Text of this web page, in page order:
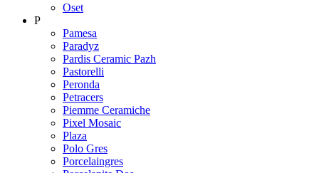
Oset
P
Pamesa
Paradyz
Pardis Ceramic Pazh
Pastorelli
Peronda
Petracers
Piemme Ceramiche
Pixel Mosaic
Plaza
Polo Gres
Porcelaingres